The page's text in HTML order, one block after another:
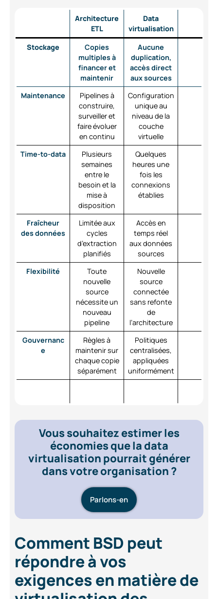
Architecture
ETL
Data
virtualisation
Stockage
Copies
multiples à
financer et
maintenir
Aucune
duplication,
accès direct
aux sources
Maintenance
Pipelines à
construire,
surveiller et
faire évoluer
en continu
Configuration
unique au
niveau de la
couche
virtuelle
Time-to-data
Plusieurs
semaines
entre le
besoin et la
mise à
disposition
Quelques
heures une
fois les
connexions
établies
Fraîcheur
des données
Limitée aux
cycles
d’extraction
planifiés
Accès en
temps réel
aux données
sources
Flexibilité
Toute
nouvelle
source
nécessite un
nouveau
pipeline
Nouvelle
source
connectée
sans refonte
de
l’architecture
Gouvernanc
e
Règles à
maintenir sur
chaque copie
séparément
Politiques
centralisées,
appliquées
uniformément
Vous souhaitez estimer les
économies que la data
virtualisation pourrait générer
dans votre organisation ?
Parlons-en
Comment BSD peut
répondre à vos
exigences en matière de